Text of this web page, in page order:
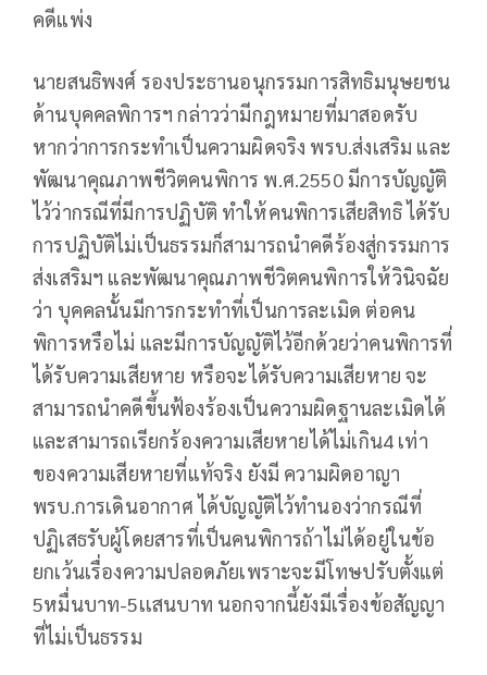
คดีแพ่ง
นายสนธิพงศ์ รองประธานอนุกรรมการสิทธิมนุษยชน
ด้านบุคคลพิการฯ กล่าวว่ามีกฎหมายที่มาสอดรับ
หากว่าการกระทำเป็นความผิดจริง พรบ.ส่งเสริม และ
พัฒนาคุณภาพชีวิตคนพิการ พ.ศ.2550 มีการบัญญัติ
ไว้ว่ากรณีที่มีการปฏิบัติ ทำให้คนพิการเสียสิทธิ ได้รับ
การปฏิบัติไม่เป็นธรรมก็สามารถนำคดีร้องสู่กรรมการ
ส่งเสริมฯ และพัฒนาคุณภาพชีวิตคนพิการให้วินิจฉัย
ว่า บุคคลนั้นมีการกระทำที่เป็นการละเมิด ต่อคน
พิการหรือไม่ และมีการบัญญัติไว้อีกด้วยว่าคนพิการที่
ได้รับความเสียหาย หรือจะได้รับความเสียหาย จะ
สามารถนำคดีขึ้นฟ้องร้องเป็นความผิดฐานละเมิดได้
และสามารถเรียกร้องความเสียหายได้ไม่เกิน4 เท่า
ของความเสียหายที่แท้จริง ยังมี ความผิดอาญา
พรบ.การเดินอากาศ ได้บัญญัติไว้ทำนองว่ากรณีที่
ปฏิเสธรับผู้โดยสารที่เป็นคนพิการถ้าไม่ได้อยู่ในข้อ
ยกเว้นเรื่องความปลอดภัยเพราะจะมีโทษปรับตั้งแต่
5หมื่นบาท-5เเสนบาท นอกจากนี้ยังมีเรื่องข้อสัญญา
ที่ไม่เป็นธรรม